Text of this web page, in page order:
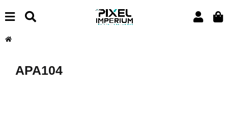
APA104